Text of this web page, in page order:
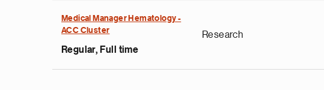
Medical Manager Hematology -
ACC Cluster
Regular, Full time
Research